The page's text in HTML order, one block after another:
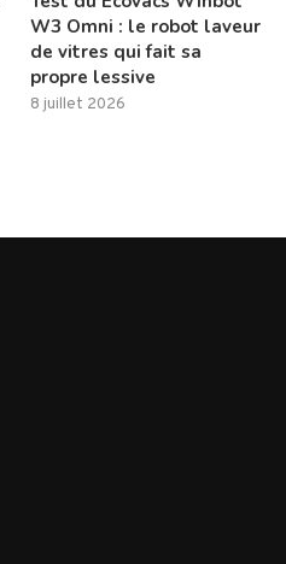
W3 Omni : le robot laveur
de vitres qui fait sa
propre lessive
8 juillet 2026